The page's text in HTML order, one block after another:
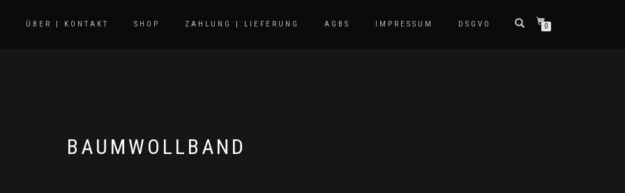
ÜBER | KONTAKT SHOP ZAHLUNG | LIEFERUNG AGBS IMPRESSUM DSGVO 0
BAUMWOLLBAND